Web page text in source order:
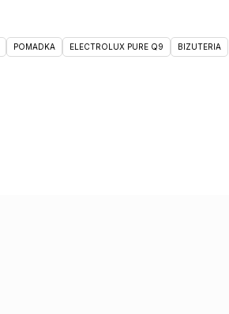
POMADKA ELECTROLUX PURE Q9 BIZUTERIA